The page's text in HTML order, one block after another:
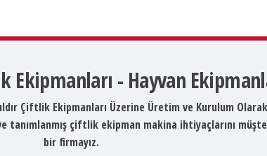
Ekipmanları - Hayvan
Çiftlik Ekipmanları Üzerine Üretim ve Kurulum
tanımlanmış çiftlik ekipman makina ihtiyaçlarını
bir firmayız.